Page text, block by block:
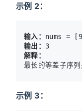
示例 2：
输入：
输出：
解释：
示例 3：